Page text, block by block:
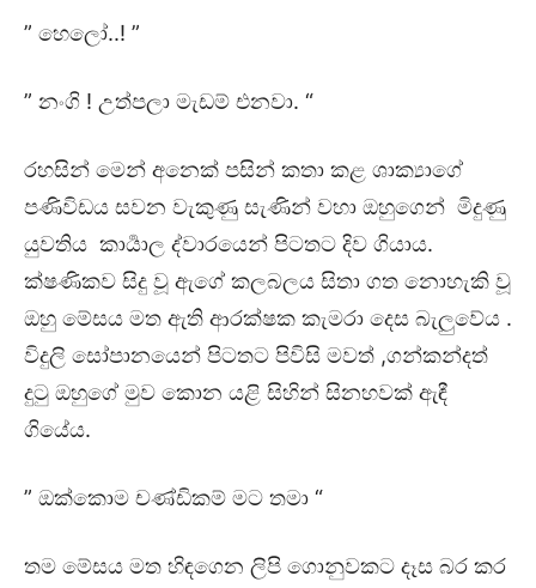
” හෙලෝ..! ”
” නංගි ! උත්පලා මැඩම් එනවා. “
රහසින් මෙන් අනෙක් පසින් කතා කළ ශාක්‍යාගේ
පණිවිඩය සවන වැකුණු සැණින් වහා ඔහුගෙන් මිදුණු
යුවතිය කාර්‍යාල ද්වාරයෙන් පිටතට දිව ගියාය.
ක්ෂණිකව සිදු වූ ඇගේ කලබලය සිතා ගත නොහැකි වූ
ඔහු මේසය මත ඇති ආරක්ෂක කැමරා දෙස බැලුවේය .
විදුලි සෝපානයෙන් පිටතට පිවිසි මවත් ,ගන්කන්දත්
දුටු ඔහුගේ මුව කොන යළි සිහින් සිනහවක් ඇඳී
ගියේය.
” ඔක්කොම චණ්ඩිකම් මට තමා “
තම මේසය මත හිඳගෙන ලිපි ගොනුවකට දෑස බර කර